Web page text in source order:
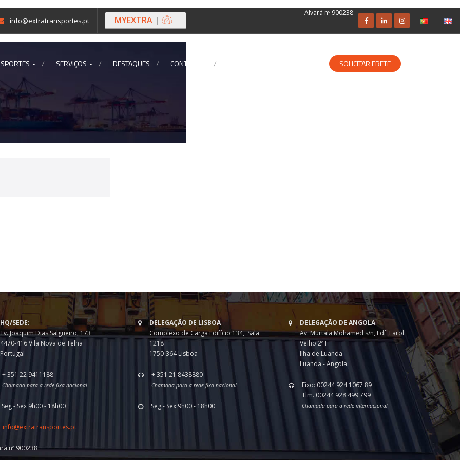
Alvará nº 900238
info@extratransportes.pt MYEXTRA |
SERVIÇOS DESTAQUES CONTACTOS SOLICITAR FRETE
HQ/SEDE:
Tv. Joaquim Dias Salgueiro, 173
4470-416 Vila Nova de Telha
Portugal
+ 351 22 9411188
Chamada para a rede fixa nacional
Seg - Sex 9h00 - 18h00
info@extratransportes.pt
nº 900238
DELEGAÇÃO DE LISBOA
Complexo de Carga Edifício 134, Sala
1218
1750-364 Lisboa
+ 351 21 8438880
Chamada para a rede fixa nacional
Seg - Sex 9h00 - 18h00
DELEGAÇÃO DE ANGOLA
Av. Murtala Mohamed s/n, Edf. Farol
Velho 2º F
Ilha de Luanda
Luanda - Angola
Fixo: 00244 924 1067 89
Tlm. 00244 928 499 799
Chamada para a rede internacional